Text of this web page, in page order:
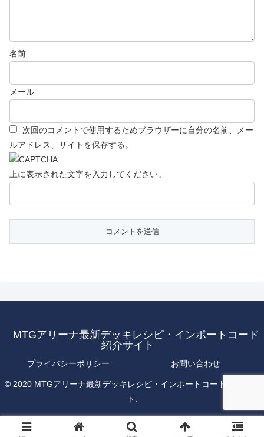
名前
メール
次回のコメントで使用するためブラウザーに自分の名前、メー
ルアドレス、サイトを保存する。
上に表示された文字を入力してください。
MTGアリーナ最新デッキレシピ・インポートコード
紹介サイト
プライバシーポリシー お問い合わせ
© 2020 MTGアリーナ最新デッキレシピ・インポートコード紹介サイ
ト.